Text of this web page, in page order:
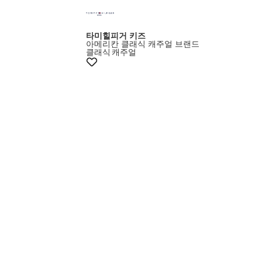
타미힐피거 키즈
아메리칸 클래식 캐주얼 브랜드
클래식 캐주얼